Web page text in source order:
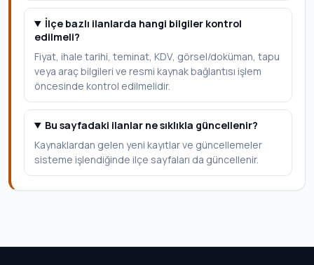
İlçe bazlı ilanlarda hangi bilgiler kontrol
edilmeli?
Fiyat, ihale tarihi, teminat, KDV, görsel/doküman, tapu
veya araç bilgileri ve resmi kaynak bağlantısı işlem
öncesinde kontrol edilmelidir.
Bu sayfadaki ilanlar ne sıklıkla güncellenir?
Kaynaklardan gelen yeni kayıtlar ve güncellemeler
sisteme işlendiğinde ilçe sayfaları da güncellenir.